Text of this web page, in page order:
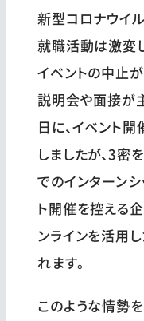
新型コロナウイ
就職活動は激変
イベントの中止
説明会や面接が
日に、イベント
しましたが、3密
でのインターン
ト開催を控える
ンラインを活用
れます。
このような情勢